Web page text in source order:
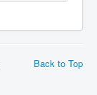
Back to Top